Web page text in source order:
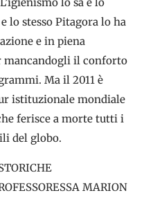
lo stesso Pitagora lo ha
e in piena
mancandogli il conforto
Ma il 2011 è
istituzionale mondiale
ferisce a morte tutti i
del globo.
MARION